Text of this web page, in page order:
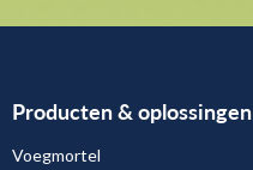
Producten & oplossingen
Voegmortel